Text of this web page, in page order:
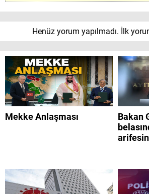
Henüz yorum yapılmadı. İlk
Mekke Anlaşması
Bakan